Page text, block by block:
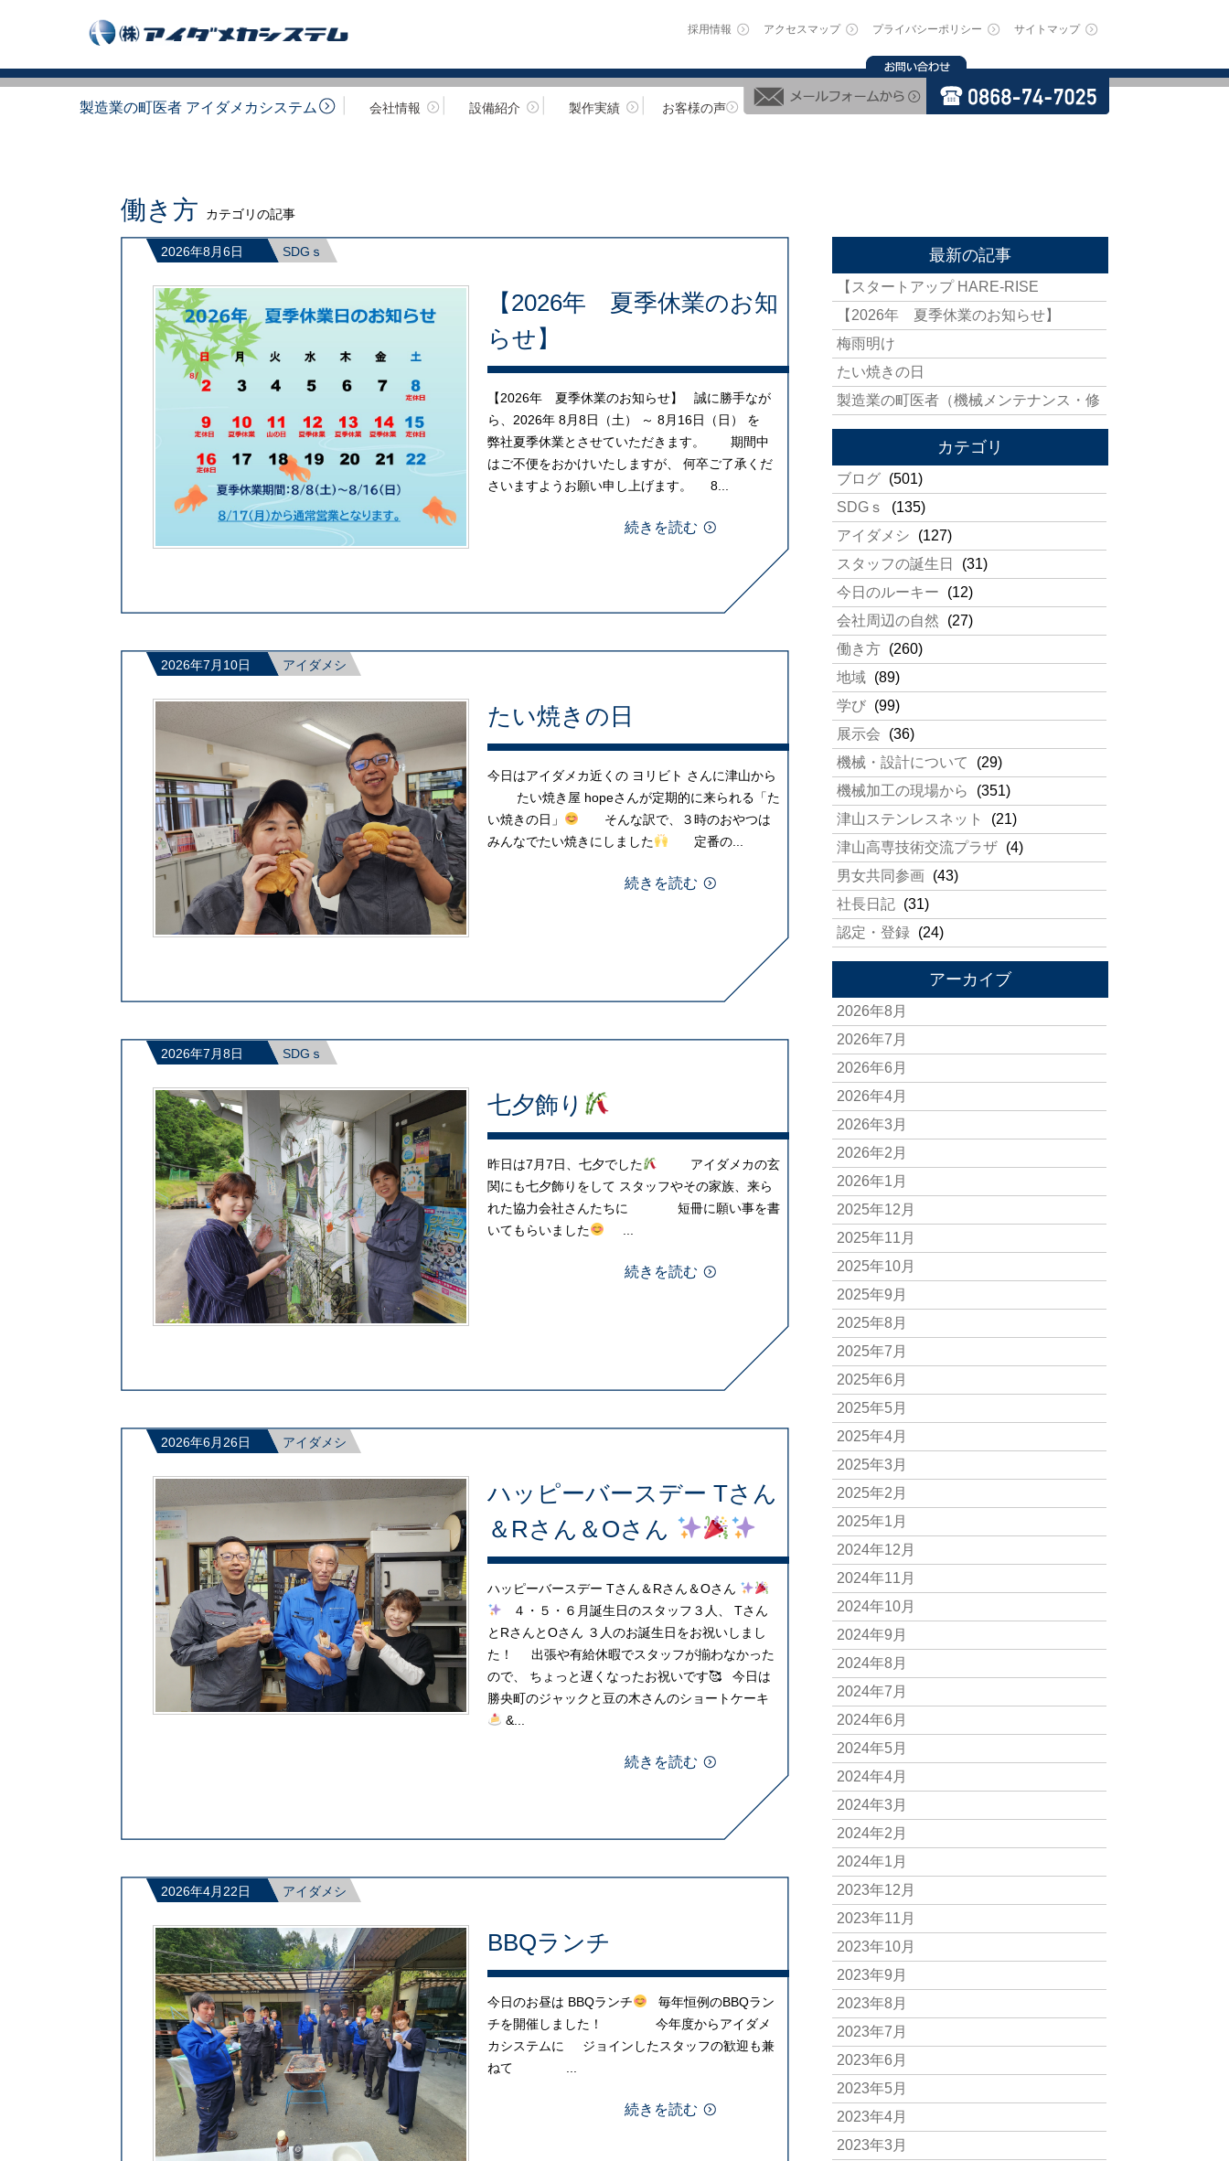
採用情報 アクセスマップ プライバシーポリシー サイトマップ
製造業の町医者 アイダメカシステム 会社情報 設備紹介 製作実績 お客様の声
働き方 カテゴリの記事
2026年8月6日 SDGｓ
【2026年 夏季休業のお知
らせ】
【2026年 夏季休業のお知らせ】 誠に勝手なが
ら、2026年 8月8日（土） ～ 8月16日（日） を
弊社夏季休業とさせていただきます。 期間中
はご不便をおかけいたしますが、 何卒ご了承くだ
さいますようお願い申し上げます。 8...
続きを読む
2026年7月10日 アイダメシ
たい焼きの日
今日はアイダメカ近くの ヨリビト さんに津山から
たい焼き屋 hopeさんが定期的に来られる「た
い焼きの日」
そんな訳で、３時のおやつは
みんなでたい焼きにしました
定番の...
続きを読む
2026年7月8日 SDGｓ
七夕飾り
昨日は7月7日、七夕でした
アイダメカの玄
関にも七夕飾りをして スタッフやその家族、来ら
れた協力会社さんたちに 短冊に願い事を書
いてもらいました
続きを読む
2026年6月26日 アイダメシ
ハッピーバースデー Tさん
＆Rさん＆Oさん
ハッピーバースデー Tさん＆Rさん＆Oさん
４・５・６月誕生日のスタッフ３人、 Tさん
とRさんとOさん ３人のお誕生日をお祝いしまし
た！ 出張や有給休暇でスタッフが揃わなかった
ので、 ちょっと遅くなったお祝いです🥰 今日は
勝央町のジャックと豆の木さんのショートケーキ
&...
続きを読む
2026年4月22日 アイダメシ
BBQランチ
今日のお昼は BBQランチ
毎年恒例のBBQラン
チを開催しました！ 今年度からアイダメ
カシステムに ジョインしたスタッフの歓迎も兼
ねて ...
続きを読む
最新の記事
【スタートアップ HARE-RISE
【2026年 夏季休業のお知らせ】
梅雨明け
たい焼きの日
製造業の町医者（機械メンテナンス・修
カテゴリ
ブログ (501)
SDGｓ
(135)
アイダメシ
(127)
スタッフの誕生日
(31)
今日のルーキー
(12)
会社周辺の自然
(27)
働き方 (260)
地域 (89)
学び (99)
展示会
(36)
機械・設計について
(29)
機械加工の現場から
(351)
津山ステンレスネット
(21)
津山高専技術交流プラザ (4)
男女共同参画 (43)
社長日記 (31)
認定・登録 (24)
アーカイブ
2026年8月
2026年7月
2026年6月
2026年4月
2026年3月
2026年2月
2026年1月
2025年12月
2025年11月
2025年10月
2025年9月
2025年8月
2025年7月
2025年6月
2025年5月
2025年4月
2025年3月
2025年2月
2025年1月
2024年12月
2024年11月
2024年10月
2024年9月
2024年8月
2024年7月
2024年6月
2024年5月
2024年4月
2024年3月
2024年2月
2024年1月
2023年12月
2023年11月
2023年10月
2023年9月
2023年8月
2023年7月
2023年6月
2023年5月
2023年4月
2023年3月